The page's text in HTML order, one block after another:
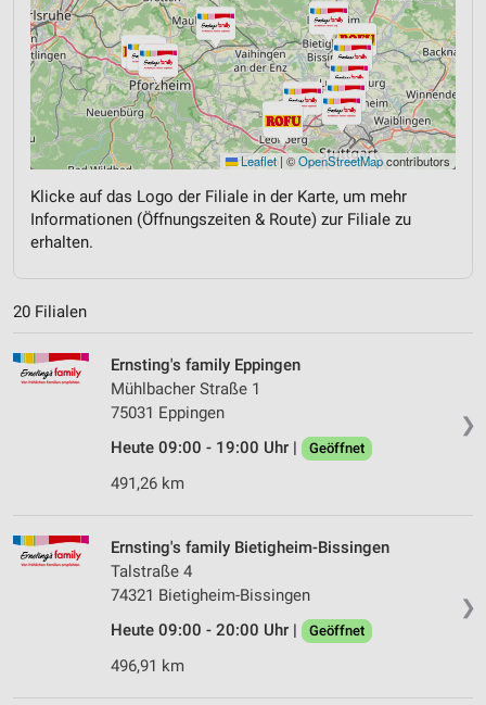
Leaflet | ©OpenStreetMapcontributors
Klicke auf das Logo der Filiale in der Karte, um mehr
Informationen (Öffnungszeiten & Route) zur Filiale zu
erhalten.
20 Filialen
❯
Ernsting's family Eppingen
Mühlbacher Straße 1
75031 Eppingen
Heute 09:00 - 19:00 Uhr |
Geöffnet
491,26 km
❯
Ernsting's family Bietigheim-Bissingen
Talstraße 4
74321 Bietigheim-Bissingen
Heute 09:00 - 20:00 Uhr |
Geöffnet
496,91 km